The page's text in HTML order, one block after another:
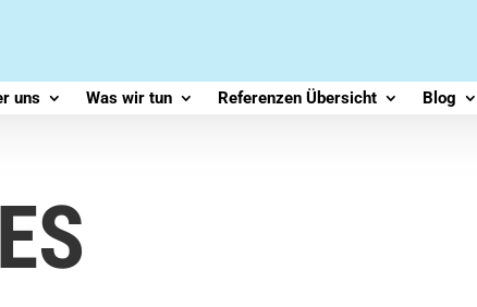
uns Was wir tun Referenzen Übersicht Blog